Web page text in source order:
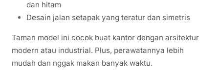
dan hitam
Desain jalan setapak yang teratur dan simetris
Taman model ini cocok buat kantor dengan arsitektur
modern atau industrial. Plus, perawatannya lebih
mudah dan nggak makan banyak waktu.